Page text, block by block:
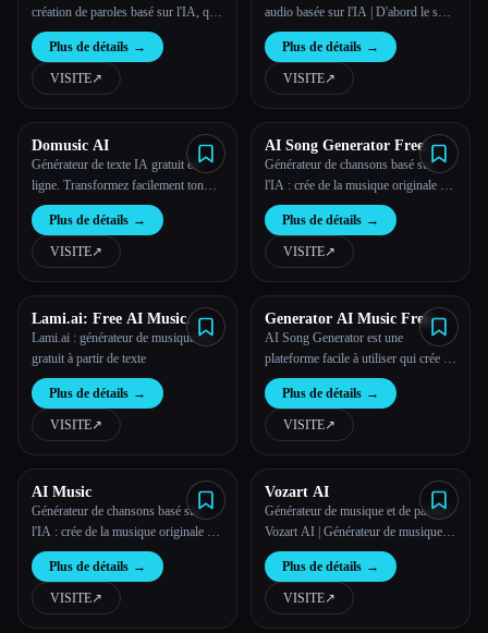
création de paroles basé sur l'IA, qui
améliore la production musicale
Plus de détails →
VISITE↗︎
audio basée sur l'IA | D'abord le son,
maintenant les images et la vidéo
Plus de détails →
VISITE↗︎
Domusic AI
Générateur de texte IA gratuit en
ligne. Transformez facilement ton
texte ou tes paroles en de superbes
chansons grâce à Domusic AI.
Plus de détails →
VISITE↗︎
AI Song Generator Free
Online
Générateur de chansons basé sur
l'IA : crée de la musique originale en
quelques minutes
Plus de détails →
VISITE↗︎
Lami.ai: Free AI Music
Generator from Text
Lami.ai : générateur de musique IA
gratuit à partir de texte
Plus de détails →
VISITE↗︎
Generator AI Music Free
Online
AI Song Generator est une
plateforme facile à utiliser qui crée de
la musique libre de droits de haute
qualité dans différents styles, idéale
pour les vidéos, les publicités et les
projets créatifs.
Plus de détails →
VISITE↗︎
AI Music
Générateur de chansons basé sur
l'IA : crée de la musique originale en
quelques minutes
Plus de détails →
VISITE↗︎
Vozart AI
Générateur de musique et de paroles
Vozart AI | Générateur de musique
vozart.ai
Plus de détails →
VISITE↗︎